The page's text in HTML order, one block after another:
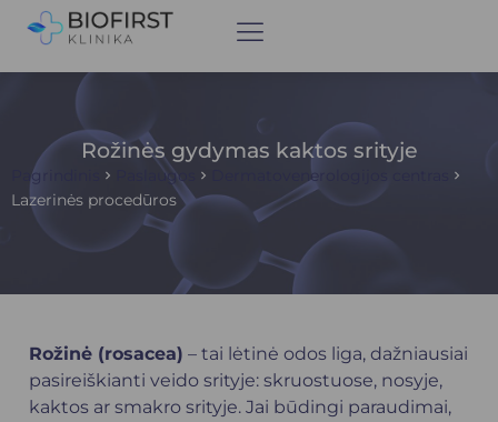
Rožinės gydymas kaktos srityje
Pagrindinis Paslaugos
Dermatovenerologijos centras
Lazerinės procedūros
Rožinė (rosacea) – tai lėtinė odos liga, dažniausiai
pasireiškianti veido srityje: skruostuose, nosyje,
kaktos ar smakro srityje. Jai būdingi paraudimai,